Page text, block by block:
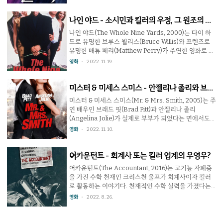
퇴하는 폴라에게 거액의 퇴직금을 지불해야 하는지라 그
를 죽여야만 했던 것. 당연히 폴라는 호락호락하지 않았
고 안 흘려도 되는 많은 피가 흐른다. 이 영화의 중심은
단연코 폴라를 연기하는 매즈 미켈슨(Mads
Mikkelsen)이다. 그는 나이먹어도 멋있고 잘 생기고 몸
좋은 미중년이 뭔지 확실하게 보여주며 이야기를 끌어간
나인 야드 - 소시민과 킬러의 우정, 그 원조의 매
력
나인 야드(The Whole Nine Yards, 2000)는 다이 하
드로 유명한 브루스 윌리스(Bruce Willis)와 프렌즈로
유명한 매튜 페리(Matthew Perry)가 주연한 영화로 벌
써 나온지 20년이 넘었다. 하지만 여전히 재미있는 건 지
사 오즈(매튜 페리)는 장인이 남긴 빚더미와 아내와 장모
의 부당한 구박에도 불구하고 싫은 소리 한마디 못하는
소심한 성격의 소시민이다. 그러던 어느 날 옆집이 이사
왔는데 새 이웃은 미국 시카고에서 유명한 킬러인 지미
더 튤립 투데스키(브루스 윌리스)였다. 오즈는 지미와 친
해지고 우정을 느낄 정도의 사이가 되지만 지미에게 걸
영화 2022. 11. 19.
미스터 & 미세스 스미스 - 안젤리나 졸리와 브래
드 핏의 그때 그 시절
미스터 & 미세스 스미스(Mr. & Mrs. Smith, 2005)는 주
연 배우인 브래드 핏(Brad Pitt)과 안젤리나 졸리
(Angelina Jolie)가 실제로 부부가 되었다는 면에서도
화제가 된 작품이지만 그 자체만으로도 나름의 재미를
정도의 위기 상황이다. 그러던 어느날 두 사람은 각자의
진짜 직업을 속여왔다는 걸 알게 된다. 그렇지 않아도 애
정이 식어가던 두 사람은 서로에 대한 의심 속에서 부부
싸움을 벌인다. 문제는 두 사람 다 현직 1급 킬러였다는
점이지만. 두 사람을 위협으로 여긴 조직에 의해 헤어지
거나 상대를 죽여야 하는 상황에 처하게 되지만 여전히
영화 2022. 11. 10.
어카운턴트 - 회계사 또는 킬러 업계의 우영우?
어카운턴트(The Accountant, 2016)는 고기능 자폐증
을 가진 수학 천재인 크리스천 울프가 회계사이자 킬러
로 활동하는 이야기다. 천재적인 수학 실력을 가졌다는
면에서는 최근 방영이 끝난 드라마 신기한 변호사 우영
영화 2022. 8. 26.